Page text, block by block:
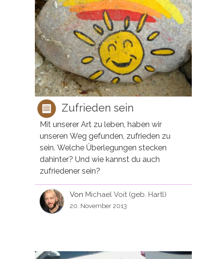
Zufrieden sein
Mit unserer Art zu leben, haben wir
unseren Weg gefunden, zufrieden zu
sein. Welche Überlegungen stecken
dahinter? Und wie kannst du auch
zufriedener sein?
Von Michael Voit (geb. Hartl)
20. November 2013